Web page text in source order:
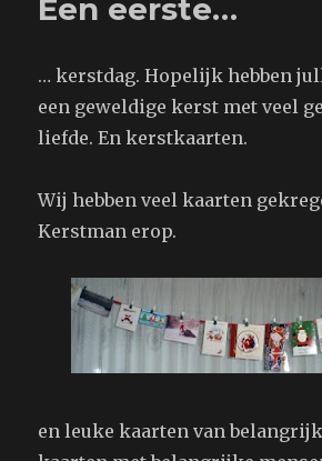
Een eerste…
… kerstdag. Hopelijk hebben
een geweldige kerst met veel
liefde. En kerstkaarten.
Wij hebben veel kaarten
Kerstman erop.
en leuke kaarten van